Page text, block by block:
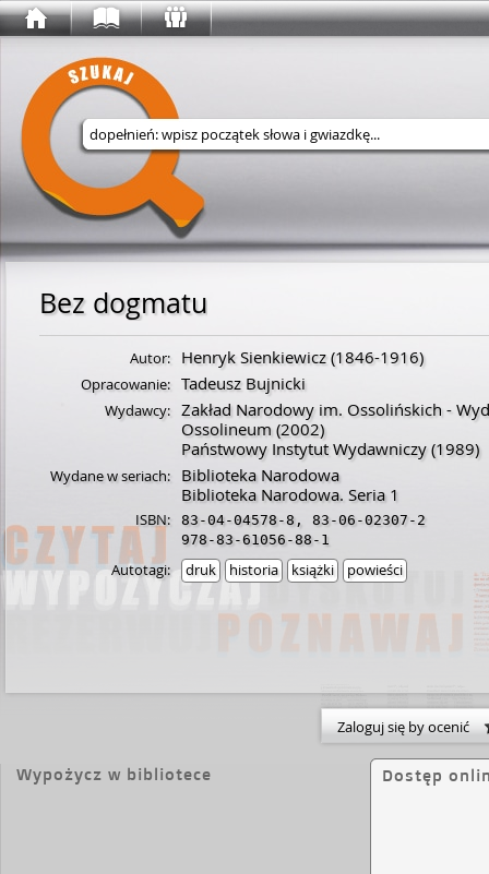
Wyszukaj w serwisie
Bez dogmatu
Autor: Henryk Sienkiewicz(1846-1916)
Opracowanie: Tadeusz Bujnicki
Wydawcy: Zakład Narodowy im. Ossolińskich -
Ossolineum(2002)
Państwowy Instytut Wydawniczy (1989)
Wydane w seriach:
Biblioteka Narodowa
Biblioteka Narodowa. Seria 1
ISBN: 83-04-04578-8 , 83-06-02307-2
978-83-61056-88-1
Autotagi: druk historia książki powieści
Zaloguj się by ocenić
Wypożycz w bibliotece Dostęp